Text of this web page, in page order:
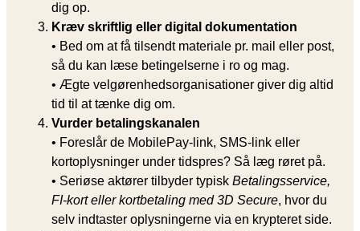
dig op.
Kræv skriftlig eller digital dokumentation
• Bed om at få tilsendt materiale pr. mail eller post,
så du kan læse betingelserne i ro og mag.
• Ægte velgørenhedsorganisationer giver dig altid
tid til at tænke dig om.
Vurder betalingskanalen
• Foreslår de MobilePay-link, SMS-link eller
kortoplysninger under tidspres? Så læg røret på.
• Seriøse aktører tilbyder typisk Betalingsservice,
FI-kort eller kortbetaling med 3D Secure, hvor du
selv indtaster oplysningerne via en krypteret side.